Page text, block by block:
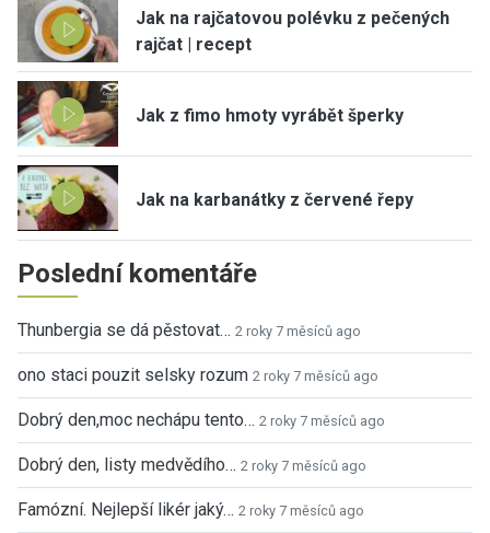
Jak na rajčatovou polévku z pečených
rajčat | recept
Jak z fimo hmoty vyrábět šperky
Jak na karbanátky z červené řepy
Poslední komentáře
Thunbergia se dá pěstovat… 2 roky 7 měsíců ago
ono staci pouzit selsky rozum 2 roky 7 měsíců ago
Dobrý den,moc nechápu tento… 2 roky 7 měsíců ago
Dobrý den, listy medvědího… 2 roky 7 měsíců ago
Famózní. Nejlepší likér jaký… 2 roky 7 měsíců ago